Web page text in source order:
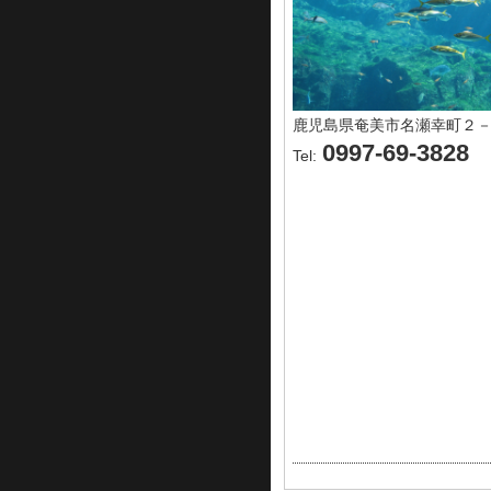
鹿児島県奄美市名瀬幸町２
Tel: 0997-69-3828